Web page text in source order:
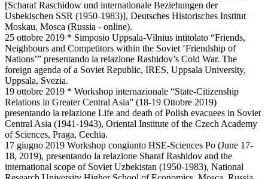
[Scharaf Raschidow und internationale Beziehungen der
Usbekischen SSR (1950-1983)], Deutsches Historisches Institut
Moskau, Mosca (Russia - online).
25 ottobre 2019 * Simposio Uppsala-Vilnius intitolato “Friends,
Neighbours and Competitors within the Soviet ‘Friendship of
Nations’” presentando la relazione Rashidov’s Cold War. The
foreign agenda of a Soviet Republic, IRES, Uppsala University,
Uppsala, Svezia.
19 ottobre 2019 * Workshop internazionale “State-Citizenship
Relations in Greater Central Asia” (18-19 Ottobre 2019)
presentando la relazione Life and death of Polish evacuees in Soviet
Central Asia (1941-1943), Oriental Institute of the Czech Academy
of Sciences, Praga, Cechia.
17 giugno 2019 Workshop congiunto HSE-Sciences Po (June 17-
18, 2019), presentando la relazione Sharaf Rashidov and the
international scope of Soviet Uzbekistan (1950-1983), National